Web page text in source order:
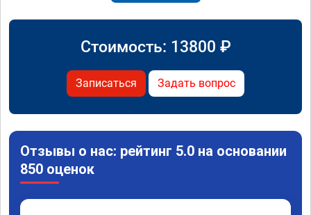
Стоимость: 13800 ₽
Записаться Задать вопрос
Отзывы о нас: рейтинг 5.0 на основании
850 оценок